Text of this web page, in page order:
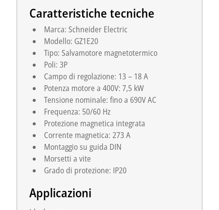
Caratteristiche tecniche
Marca: Schneider Electric
Modello: GZ1E20
Tipo: Salvamotore magnetotermico
Poli: 3P
Campo di regolazione: 13 – 18 A
Potenza motore a 400V: 7,5 kW
Tensione nominale: fino a 690V AC
Frequenza: 50/60 Hz
Protezione magnetica integrata
Corrente magnetica: 273 A
Montaggio su guida DIN
Morsetti a vite
Grado di protezione: IP20
Applicazioni